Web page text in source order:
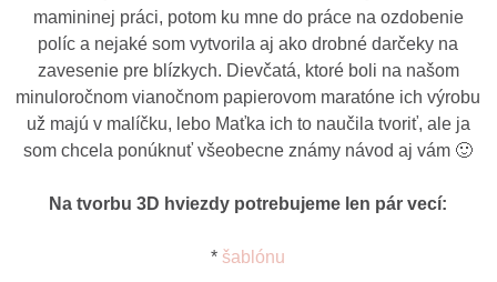
mamininej práci, potom ku mne do práce na ozdobenie
políc a nejaké som vytvorila aj ako drobné darčeky na
zavesenie pre blízkych. Dievčatá, ktoré boli na našom
minuloročnom vianočnom papierovom maratóne ich výrobu
už majú v malíčku, lebo Maťka ich to naučila tvoriť, ale ja
som chcela ponúknuť všeobecne známy návod aj vám 🙂
Na tvorbu 3D hviezdy potrebujeme len pár vecí:
* šablónu